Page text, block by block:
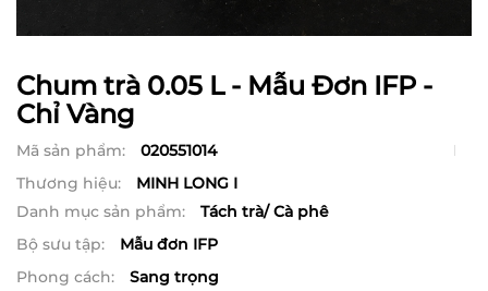
Chum trà 0.05 L - Mẫu Đơn IFP -
Chỉ Vàng
Mã sản phẩm:
020551014
Thương hiệu:
MINH LONG I
Danh mục sản phẩm:
Tách trà/ Cà phê
Bộ sưu tập:
Mẫu đơn IFP
Phong cách:
Sang trọng